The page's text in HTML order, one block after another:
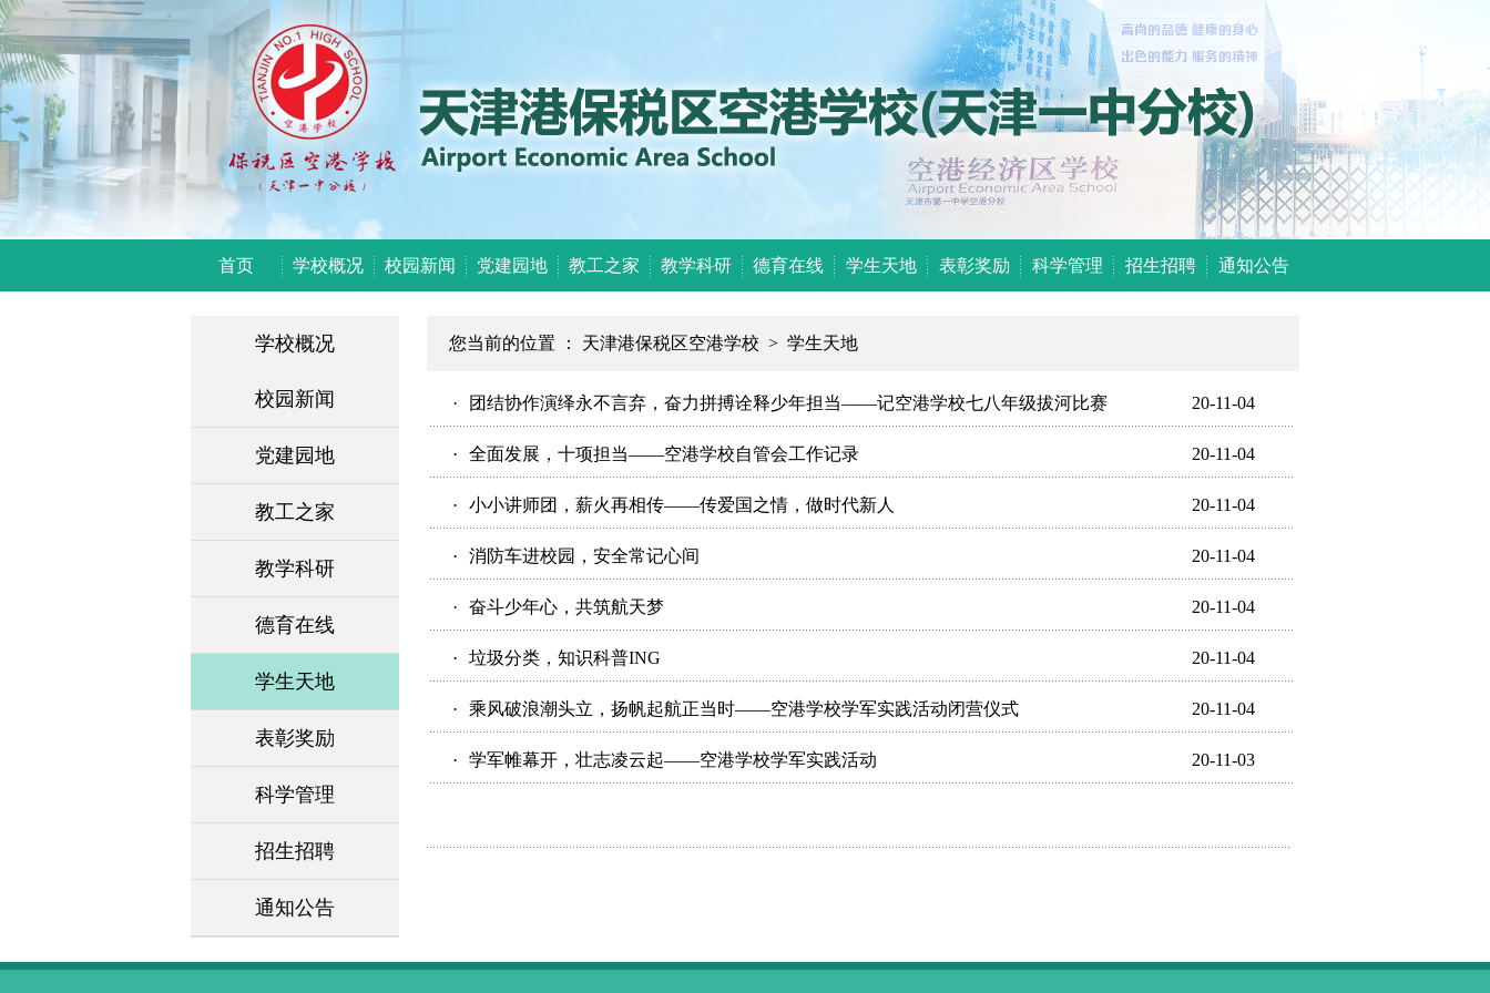
首页 学校概况 校园新闻 党建园地 教工之家 教学科研 德育在线 学生天地 表彰奖励 科学管理 招生招聘 通知公告
学校概况
校园新闻
党建园地
教工之家
教学科研
德育在线
学生天地
表彰奖励
科学管理
招生招聘
通知公告
您当前的位置 ： 天津港保税区空港学校 > 学生天地
· 团结协作演绎永不言弃，奋力拼搏诠释少年担当——记空港学校七八年级拔河比赛 20-11-04
· 全面发展，十项担当——空港学校自管会工作记录 20-11-04
· 小小讲师团，薪火再相传——传爱国之情，做时代新人 20-11-04
· 消防车进校园，安全常记心间 20-11-04
· 奋斗少年心，共筑航天梦 20-11-04
· 垃圾分类，知识科普ING 20-11-04
· 乘风破浪潮头立，扬帆起航正当时——空港学校学军实践活动闭营仪式 20-11-04
· 学军帷幕开，壮志凌云起——空港学校学军实践活动 20-11-03